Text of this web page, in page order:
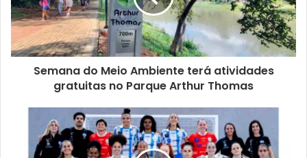
Semana do Meio Ambiente terá atividades
gratuitas no Parque Arthur Thomas